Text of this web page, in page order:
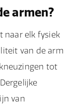
armen?
naar elk fysiek
van de arm
tot
van